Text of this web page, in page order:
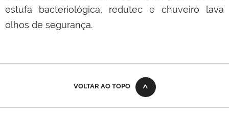
estufa bacteriológica, redutec e chuveiro lava
olhos de segurança.
VOLTAR AO TOPO